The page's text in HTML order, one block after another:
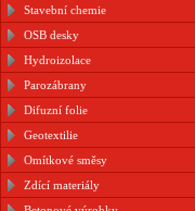
Stavební chemie
OSB desky
Hydroizolace
Parozábrany
Difuzní folie
Geotextilie
Omítkové směsy
Zdící materiály